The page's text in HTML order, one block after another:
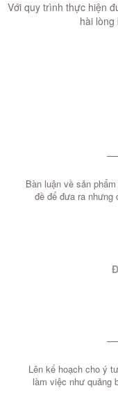
Với quy trình thực hiện
hài
Bàn luận về sản
đề để đưa ra nhưng
Lên kế hoạch cho ý
làm việc như quảng